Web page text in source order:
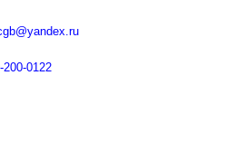
200-0122